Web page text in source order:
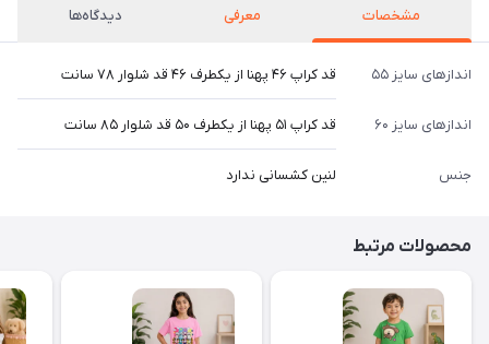
مشخصات معرفی دیدگاه‌ها
اندازهای سایز ۵۵ قد کراپ ۴۶ پهنا از یکطرف ۴۶ قد شلوار ۷۸ سانت
اندازهای سایز ۶۰ قد کراپ ۵۱ پهنا از یکطرف ۵۰ قد شلوار ۸۵ سانت
جنس لنین کشسانی ندارد
محصولات مرتبط